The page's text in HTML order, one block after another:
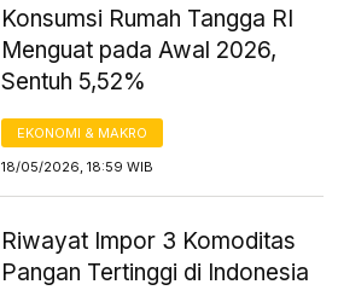
Konsumsi Rumah Tangga RI
Menguat pada Awal 2026,
Sentuh 5,52%
EKONOMI & MAKRO
18/05/2026, 18:59 WIB
Riwayat Impor 3 Komoditas
Pangan Tertinggi di Indonesia